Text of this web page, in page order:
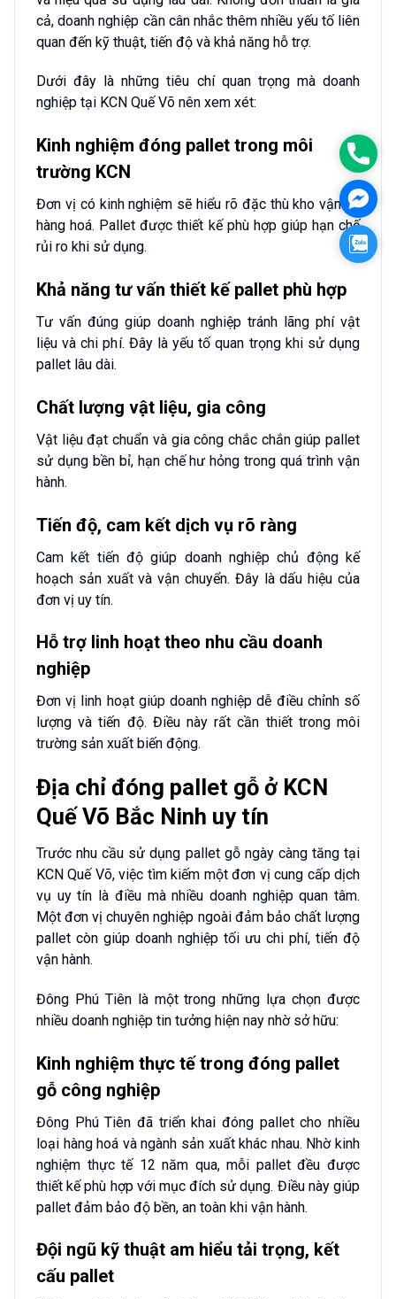
cả, doanh nghiệp cần cân nhắc thêm nhiều yếu tố liên
quan đến kỹ thuật, tiến độ và khả năng hỗ trợ.
Dưới đây là những tiêu chí quan trọng mà doanh
nghiệp tại KCN Quế Võ nên xem xét:
Kinh nghiệm đóng pallet trong môi
trường KCN
Đơn vị có kinh nghiệm sẽ hiểu rõ đặc thù kho vận và
hàng hoá. Pallet được thiết kế phù hợp giúp hạn chế
rủi ro khi sử dụng.
Khả năng tư vấn thiết kế pallet phù hợp
Tư vấn đúng giúp doanh nghiệp tránh lãng phí vật
liệu và chi phí. Đây là yếu tố quan trọng khi sử dụng
pallet lâu dài.
Chất lượng vật liệu, gia công
Vật liệu đạt chuẩn và gia công chắc chắn giúp pallet
sử dụng bền bỉ, hạn chế hư hỏng trong quá trình vận
hành.
Tiến độ, cam kết dịch vụ rõ ràng
Cam kết tiến độ giúp doanh nghiệp chủ động kế
hoạch sản xuất và vận chuyển. Đây là dấu hiệu của
đơn vị uy tín.
Hỗ trợ linh hoạt theo nhu cầu doanh
nghiệp
Đơn vị linh hoạt giúp doanh nghiệp dễ điều chỉnh số
lượng và tiến độ. Điều này rất cần thiết trong môi
trường sản xuất biến động.
Địa chỉ đóng pallet gỗ ở KCN
Quế Võ Bắc Ninh uy tín
Trước nhu cầu sử dụng pallet gỗ ngày càng tăng tại
KCN Quế Võ, việc tìm kiếm một đơn vị cung cấp dịch
vụ uy tín là điều mà nhiều doanh nghiệp quan tâm.
Một đơn vị chuyên nghiệp ngoài đảm bảo chất lượng
pallet còn giúp doanh nghiệp tối ưu chi phí, tiến độ
vận hành.
Đông Phú Tiên là một trong những lựa chọn được
nhiều doanh nghiệp tin tưởng hiện nay nhờ sở hữu:
Kinh nghiệm thực tế trong đóng pallet
gỗ công nghiệp
Đông Phú Tiên đã triển khai đóng pallet cho nhiều
loại hàng hoá và ngành sản xuất khác nhau. Nhờ kinh
nghiệm thực tế 12 năm qua, mỗi pallet đều được
thiết kế phù hợp với mục đích sử dụng. Điều này giúp
pallet đảm bảo độ bền, an toàn khi vận hành.
Đội ngũ kỹ thuật am hiểu tải trọng, kết
cấu pallet
Zalo